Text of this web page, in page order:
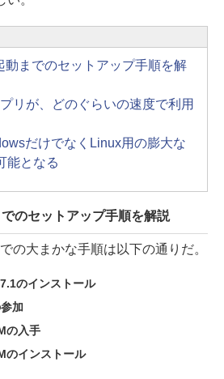
動までのセットアップ手順を解
リが、どのぐらいの速度で利用
だけでなくLinux用の膨大な
能となる
のセットアップ手順を解説
の大まかな手順は以下の通りだ。
のインストール
加
の入手
インストール